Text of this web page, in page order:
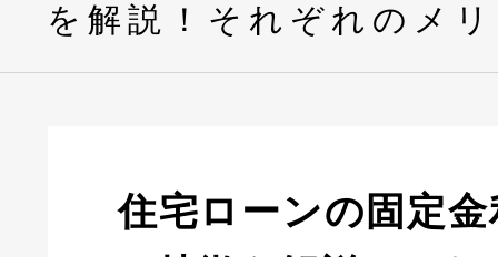
を解説！それぞれのメ
住宅ローンの固定